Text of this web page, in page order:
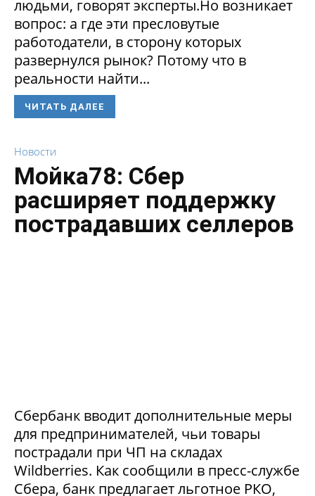
людьми, говорят эксперты.Но возникает
вопрос: а где эти пресловутые
работодатели, в сторону которых
развернулся рынок? Потому что в
реальности найти...
ЧИТАТЬ ДАЛЕЕ
Новости
Мойка78: Сбер
расширяет поддержку
пострадавших селлеров
Сбербанк вводит дополнительные меры
для предпринимателей, чьи товары
пострадали при ЧП на складах
Wildberries. Как сообщили в пресс-службе
Сбера, банк предлагает льготное РКО,